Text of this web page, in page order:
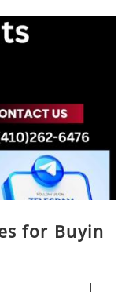
for Buyin